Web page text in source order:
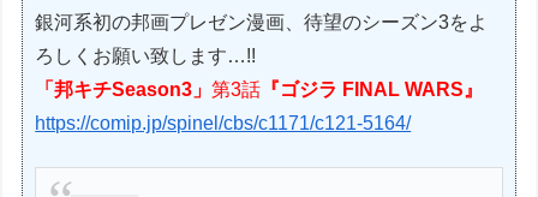
銀河系初の邦画プレゼン漫画、待望のシーズン3をよ
ろしくお願い致します…!!
「邦キチSeason3」第3話 『ゴジラ FINAL WARS』
https://comip.jp/spinel/cbs/c1171/c121-5164/